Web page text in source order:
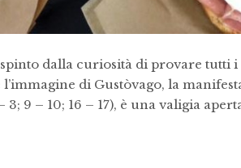
dalla curiosità di provare tutti
di Gustòvago, la
9 – 10; 16 – 17), è una valigia